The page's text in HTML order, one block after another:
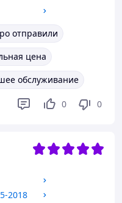
отправили
цена
обслуживание
0 0
2018